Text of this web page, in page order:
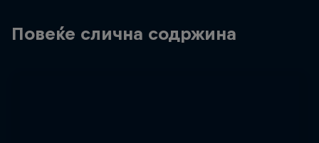
Повеќе слична содржина